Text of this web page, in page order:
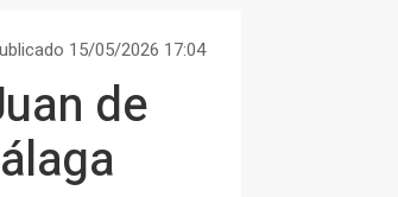
15/05/2026 17:04
de